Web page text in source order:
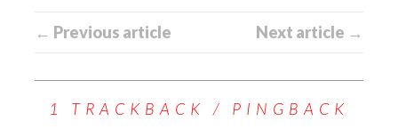
← Previous article Next article →
1 TRACKBACK / PINGBACK